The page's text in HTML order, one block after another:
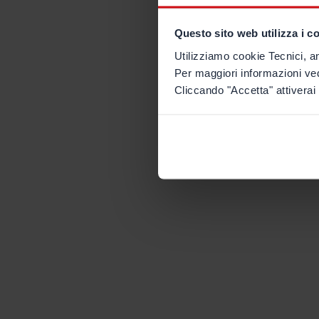
Questo sito web utilizza i
Utilizziamo cookie Tecnici,
Per maggiori informazioni
Cliccando "Accetta"